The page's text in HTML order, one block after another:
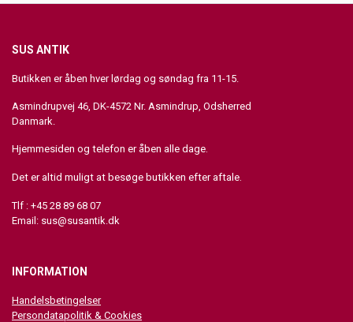
SUS ANTIK
Butikken er åben hver lørdag og søndag fra 11-15.
Asmindrupvej 46, DK-4572 Nr. Asmindrup, Odsherred
Danmark.
Hjemmesiden og telefon er åben alle dage.
Det er altid muligt at besøge butikken efter aftale.
Tlf : +45 28 89 68 07
Email: sus@susantik.dk
INFORMATION
Handelsbetingelser
Persondatapolitik & Cookies